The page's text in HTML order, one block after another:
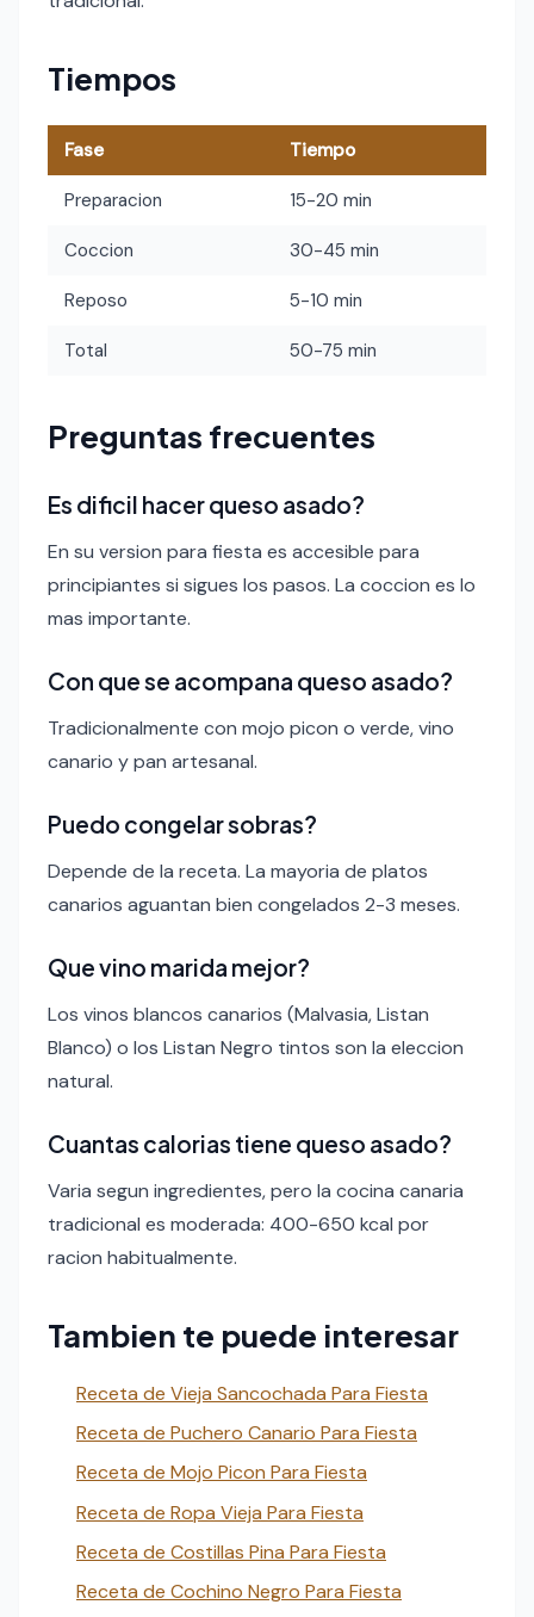
Tiempos
Fase Tiempo
Preparacion 15-20 min
Coccion 30-45 min
Reposo 5-10 min
Total 50-75 min
Preguntas frecuentes
Es dificil hacer queso asado?
En su version para fiesta es accesible para
principiantes si sigues los pasos. La coccion es lo
mas importante.
Con que se acompana queso asado?
Tradicionalmente con mojo picon o verde, vino
canario y pan artesanal.
Puedo congelar sobras?
Depende de la receta. La mayoria de platos
canarios aguantan bien congelados 2-3 meses.
Que vino marida mejor?
Los vinos blancos canarios (Malvasia, Listan
Blanco) o los Listan Negro tintos son la eleccion
natural.
Cuantas calorias tiene queso asado?
Varia segun ingredientes, pero la cocina canaria
tradicional es moderada: 400-650 kcal por
racion habitualmente.
Tambien te puede interesar
Receta de Vieja Sancochada Para Fiesta
Receta de Puchero Canario Para Fiesta
Receta de Mojo Picon Para Fiesta
Receta de Ropa Vieja Para Fiesta
Receta de Costillas Pina Para Fiesta
Receta de Cochino Negro Para Fiesta